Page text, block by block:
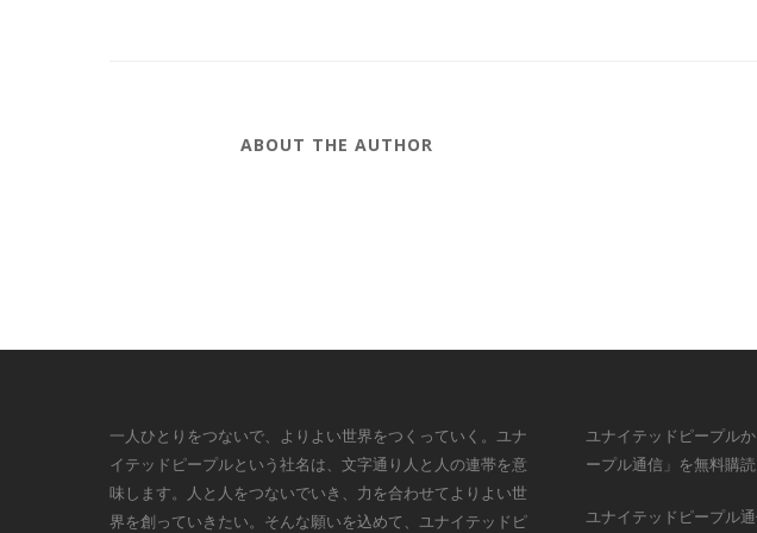
ABOUT THE AUTHOR
一人ひとりをつないで、よりよい世界をつくっていく。ユナ
イテッドピープルという社名は、文字通り人と人の連帯を意
味します。人と人をつないでいき、力を合わせてよりよい世
界を創っていきたい。そんな願いを込めて、ユナイテッドピ
ユナイテッドピープル
ープル通信」を無料購読
ユナイテッドピープル